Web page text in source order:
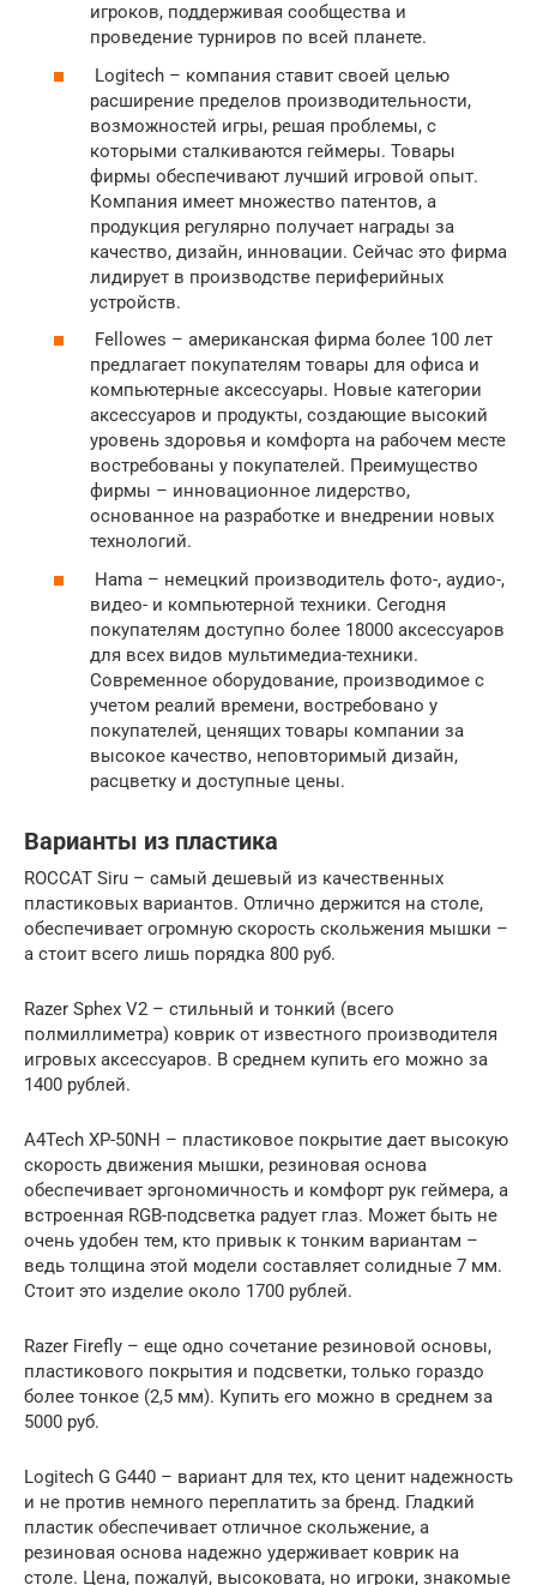
игроков, поддерживая сообщества и
проведение турниров по всей планете.
Logitech – компания ставит своей целью
расширение пределов производительности,
возможностей игры, решая проблемы, с
которыми сталкиваются геймеры. Товары
фирмы обеспечивают лучший игровой опыт.
Компания имеет множество патентов, а
продукция регулярно получает награды за
качество, дизайн, инновации. Сейчас это фирма
лидирует в производстве периферийных
устройств.
Fellowes – американская фирма более 100 лет
предлагает покупателям товары для офиса и
компьютерные аксессуары. Новые категории
аксессуаров и продукты, создающие высокий
уровень здоровья и комфорта на рабочем месте
востребованы у покупателей. Преимущество
фирмы – инновационное лидерство,
основанное на разработке и внедрении новых
технологий.
Hama – немецкий производитель фото-, аудио-,
видео- и компьютерной техники. Сегодня
покупателям доступно более 18000 аксессуаров
для всех видов мультимедиа-техники.
Современное оборудование, производимое с
учетом реалий времени, востребовано у
покупателей, ценящих товары компании за
высокое качество, неповторимый дизайн,
расцветку и доступные цены.
Варианты из пластика
ROCCAT Siru – самый дешевый из качественных
пластиковых вариантов. Отлично держится на столе,
обеспечивает огромную скорость скольжения мышки –
а стоит всего лишь порядка 800 руб.
Razer Sphex V2 – стильный и тонкий (всего
полмиллиметра) коврик от известного производителя
игровых аксессуаров. В среднем купить его можно за
1400 рублей.
A4Tech XP-50NH – пластиковое покрытие дает высокую
скорость движения мышки, резиновая основа
обеспечивает эргономичность и комфорт рук геймера, а
встроенная RGB-подсветка радует глаз. Может быть не
очень удобен тем, кто привык к тонким вариантам –
ведь толщина этой модели составляет солидные 7 мм.
Стоит это изделие около 1700 рублей.
Razer Firefly – еще одно сочетание резиновой основы,
пластикового покрытия и подсветки, только гораздо
более тонкое (2,5 мм). Купить его можно в среднем за
5000 руб.
Logitech G G440 – вариант для тех, кто ценит надежность
и не против немного переплатить за бренд. Гладкий
пластик обеспечивает отличное скольжение, а
резиновая основа надежно удерживает коврик на
столе. Цена, пожалуй, высоковата, но игроки, знакомые